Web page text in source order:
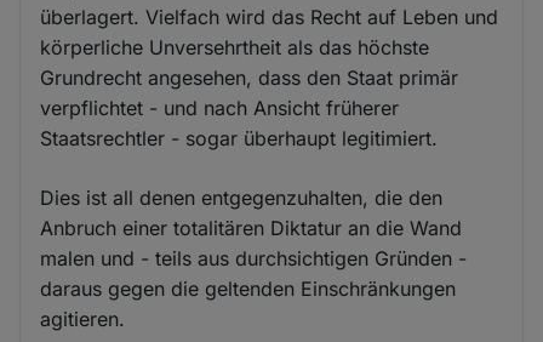
überlagert. Vielfach wird das Recht auf Leben und
körperliche Unversehrtheit als das höchste
Grundrecht angesehen, dass den Staat primär
verpflichtet - und nach Ansicht früherer
Staatsrechtler - sogar überhaupt legitimiert.
Dies ist all denen entgegenzuhalten, die den
Anbruch einer totalitären Diktatur an die Wand
malen und - teils aus durchsichtigen Gründen -
daraus gegen die geltenden Einschränkungen
agitieren.